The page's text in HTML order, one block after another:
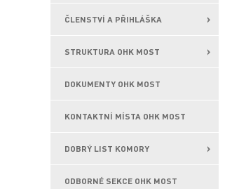
ČLENSTVÍ A PŘIHLÁŠKA
STRUKTURA OHK MOST
DOKUMENTY OHK MOST
KONTAKTNÍ MÍSTA OHK MOST
DOBRÝ LIST KOMORY
ODBORNÉ SEKCE OHK MOST